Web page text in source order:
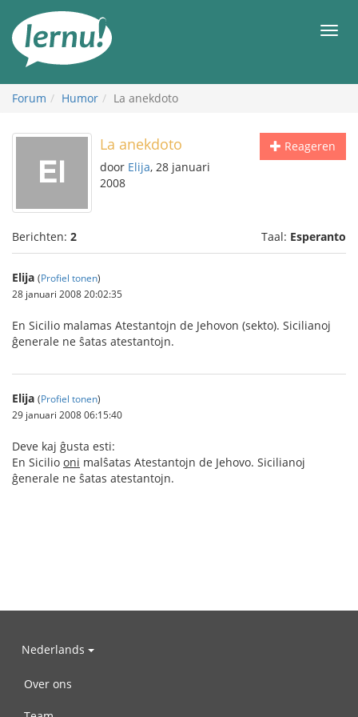
inhoud
Forum Humor La anekdoto
Reageren
La anekdoto
door Elija, 28 januari
2008
Berichten: 2 Taal: Esperanto
Elija (Profiel tonen)
28 januari 2008 20:02:35
En Sicilio malamas Atestantojn de Jehovon (sekto). Sicilianoj
ĝenerale ne ŝatas atestantojn.
Elija (Profiel tonen)
29 januari 2008 06:15:40
Deve kaj ĝusta esti:
En Sicilio oni malŝatas Atestantojn de Jehovo. Sicilianoj
ĝenerale ne ŝatas atestantojn.
Nederlands
Over ons